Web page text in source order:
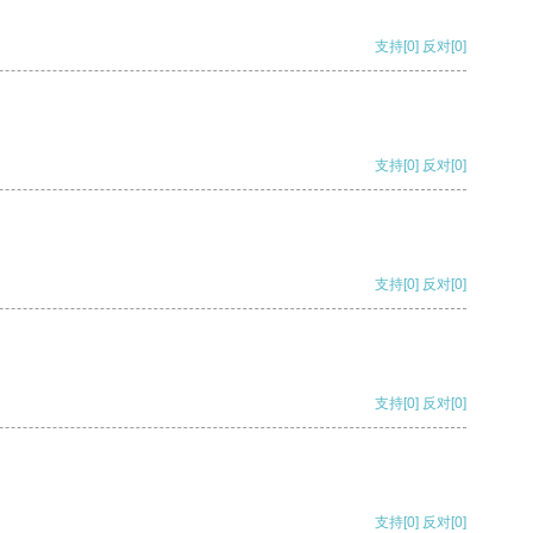
支持[0] 反对[0]
支持[0] 反对[0]
支持[0] 反对[0]
支持[0] 反对[0]
支持[0] 反对[0]